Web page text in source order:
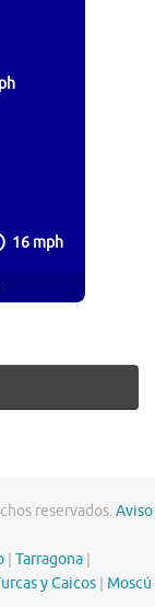
16 mph
reservados.Aviso
Tarragona
y Caicos
Moscú